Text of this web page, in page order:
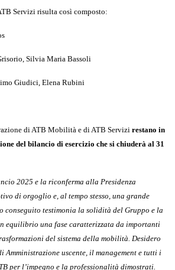
Servizi risulta così composto:
Silvia Maria Bassoli
Giudici, Elena Rubini
di ATB Mobilità e di ATB Servizi restano in
del bilancio di esercizio che si chiuderà al 31
2025 e la riconferma alla Presidenza
di orgoglio e, al tempo stesso, una grande
conseguito testimonia la solidità del Gruppo e la
equilibrio una fase caratterizzata da importanti
del sistema della mobilità. Desidero
uscente, il management e tutti i
per l’impegno e la professionalità dimostrati.